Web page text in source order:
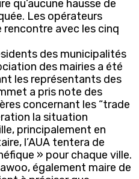
qu’aucune hausse de
Les opérateurs
rencontre avec les cinq
des municipalités
des mairies a été
les représentants des
a pris note des
concernant les “trade
la situation
principalement en
l’AUA tentera de
» pour chaque ville.
également maire de